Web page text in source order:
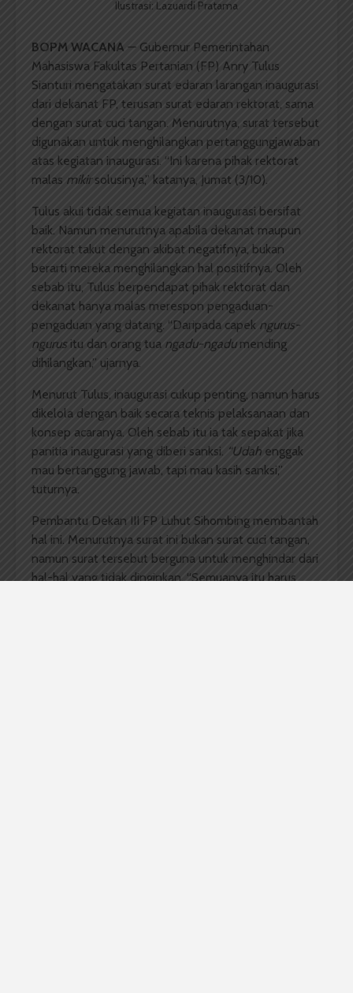
Ilustrasi: Lazuardi Pratama
BOPM WACANA — Gubernur Pemerintahan
Mahasiswa Fakultas Pertanian (FP) Anry Tulus
Sianturi mengatakan surat edaran larangan inaugurasi
dari dekanat FP, terusan surat edaran rektorat, sama
dengan surat cuci tangan. Menurutnya, surat tersebut
digunakan untuk menghilangkan pertanggungjawaban
atas kegiatan inaugurasi. “Ini karena pihak rektorat
malas mikirsolusinya,” katanya, Jumat (3/10).
Tulus akui tidak semua kegiatan inaugurasi bersifat
baik. Namun menurutnya apabila dekanat maupun
rektorat takut dengan akibat negatifnya, bukan
berarti mereka menghilangkan hal positifnya. Oleh
sebab itu, Tulus berpendapat pihak rektorat dan
dekanat hanya malas merespon pengaduan-
pengaduan yang datang. “Daripada capek ngurus-
ngurusitu dan orang tua ngadu-ngadu mending
dihilangkan,” ujarnya.
Menurut Tulus, inaugurasi cukup penting, namun harus
dikelola dengan baik secara teknis pelaksanaan dan
konsep acaranya. Oleh sebab itu ia tak sepakat jika
panitia inaugurasi yang diberi sanksi. “Udah enggak
mau bertanggung jawab, tapi mau kasih sanksi,”
tuturnya.
Pembantu Dekan III FP Luhut Sihombing membantah
hal ini. Menurutnya surat ini bukan surat cuci tangan,
namun surat tersebut berguna untuk menghindar dari
hal-hal yang tidak dinginkan. “Semuanya itu harus